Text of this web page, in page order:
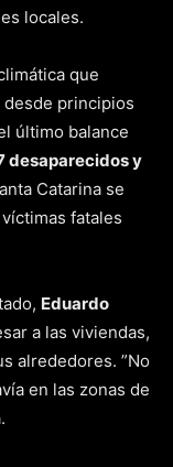
locales.
que
desde principios
último balance
desaparecidos y
Catarina se
fatales
Eduardo
a las viviendas,
alrededores. ”No
en las zonas de